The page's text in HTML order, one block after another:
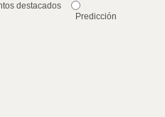
destacados
Predicción